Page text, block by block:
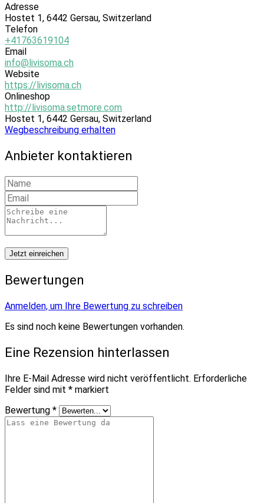
Adresse
Hostet 1, 6442 Gersau, Switzerland
Telefon
+41763619104
Email
info@livisoma.ch
Website
https://livisoma.ch
Onlineshop
http://livisoma.setmore.com
Hostet 1, 6442 Gersau, Switzerland
Wegbeschreibung erhalten
Anbieter kontaktieren
Jetzt einreichen
Bewertungen
Anmelden, um Ihre Bewertung zu schreiben
Es sind noch keine Bewertungen vorhanden.
Eine Rezension hinterlassen
Ihre E-Mail Adresse wird nicht veröffentlicht. Erforderliche
Felder sind mit * markiert
Bewertung *